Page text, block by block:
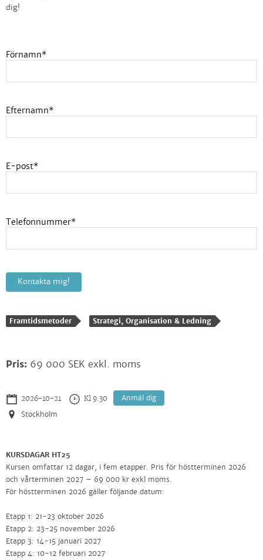
dig!
Förnamn*
Efternamn*
E-post*
Telefonnummer*
Framtidsmetoder Strategi, Organisation & Ledning
Pris: 69 000 SEK exkl. moms
2026-10-21 Kl 9.30
Stockholm
Anmäl dig
KURSDAGAR HT25
Kursen omfattar 12 dagar, i fem etapper. Pris för höstterminen 2026
och vårterminen 2027 – 69 000 kr exkl moms.
För höstterminen 2026 gäller följande datum:
Etapp 1: 21-23 oktober 2026
Etapp 2: 23-25 november 2026
Etapp 3: 14-15 januari 2027
Etapp 4: 10-12 februari 2027